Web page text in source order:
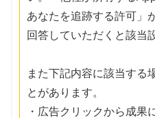
あなたを追跡する許可」
回答していただくと該当
また下記内容に該当する
とがあります。
・広告クリックから成果